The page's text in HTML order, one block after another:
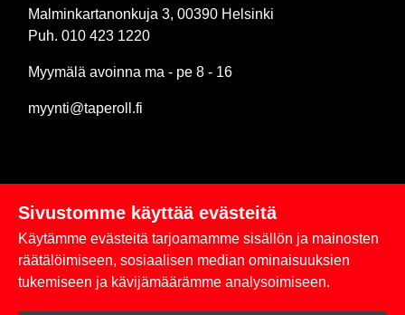
Malminkartanonkuja 3, 00390 Helsinki
Puh. 010 423 1220
Myymälä avoinna ma - pe 8 - 16
myynti@taperoll.fi
Linkit
Rekisteriseloste
Sivustomme käyttää evästeitä
Käytämme evästeitä tarjoamamme sisällön ja mainosten
räätälöimiseen, sosiaalisen median ominaisuuksien
tukemiseen ja kävijämäärämme analysoimiseen.